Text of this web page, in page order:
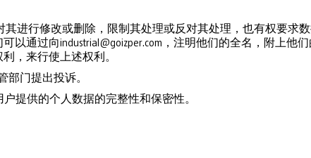
进行修改或删除，限制其处理或反对其处理，也有权要求数
通过向industrial@goizper.com，注明他们的全名，附上他们
，来行使上述权利。
部门提出投诉。
户提供的个人数据的完整性和保密性。